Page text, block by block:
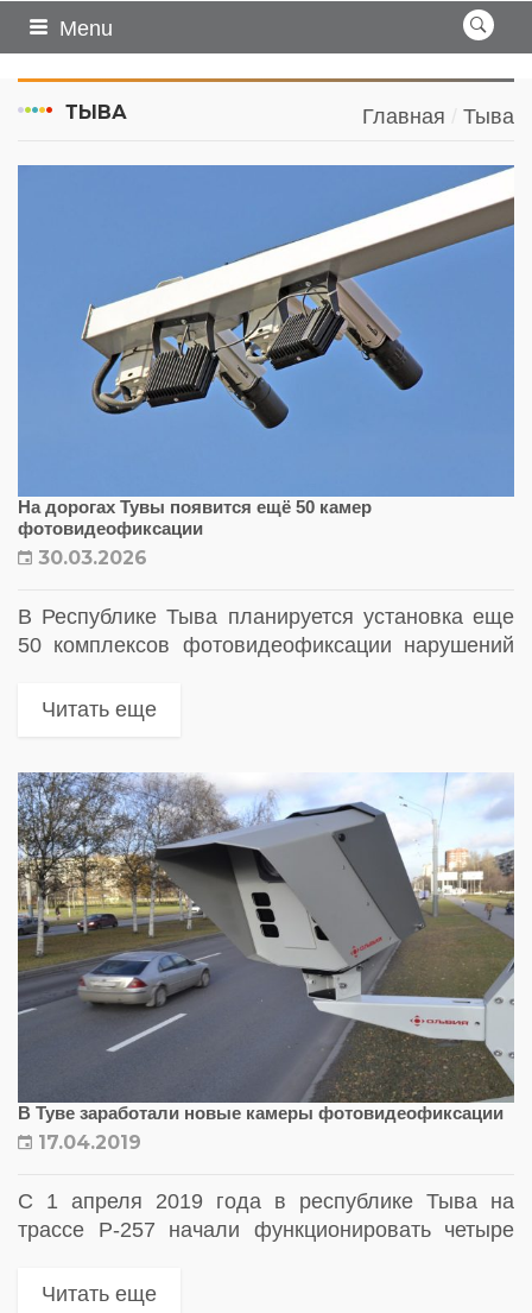
Menu
ТЫВА Главная Тыва
На дорогах Тувы появится ещё 50 камер
фотовидеофиксации
30.03.2026
В Республике Тыва планируется установка еще
50 комплексов фотовидеофиксации нарушений
опасных участках дорог для снижения числа
Читать еще
В Туве заработали новые камеры фотовидеофиксации
17.04.2019
С 1 апреля 2019 года в республике Тыва на
трассе Р-257 начали функционировать четыре
правил дорожного движения
Читать еще